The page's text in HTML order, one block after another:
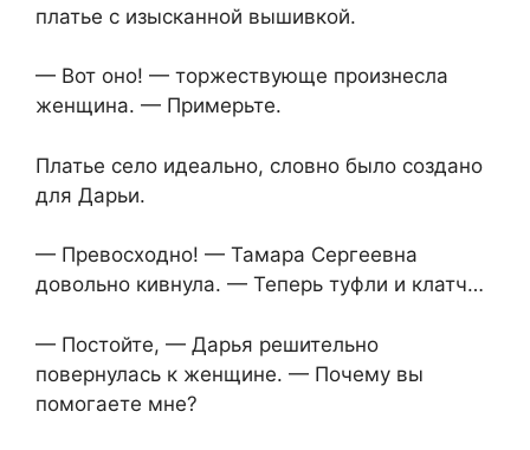
платье с изысканной вышивкой.
— Вот оно! — торжествующе произнесла
женщина. — Примерьте.
Платье село идеально, словно было создано
для Дарьи.
— Превосходно! — Тамара Сергеевна
довольно кивнула. — Теперь туфли и клатч…
— Постойте, — Дарья решительно
повернулась к женщине. — Почему вы
помогаете мне?